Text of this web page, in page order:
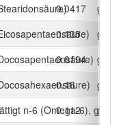
0.0417
g
0.135
g
0.0194
g
0.16
g
n-6 (Omega-6), gesamt
0.112
g